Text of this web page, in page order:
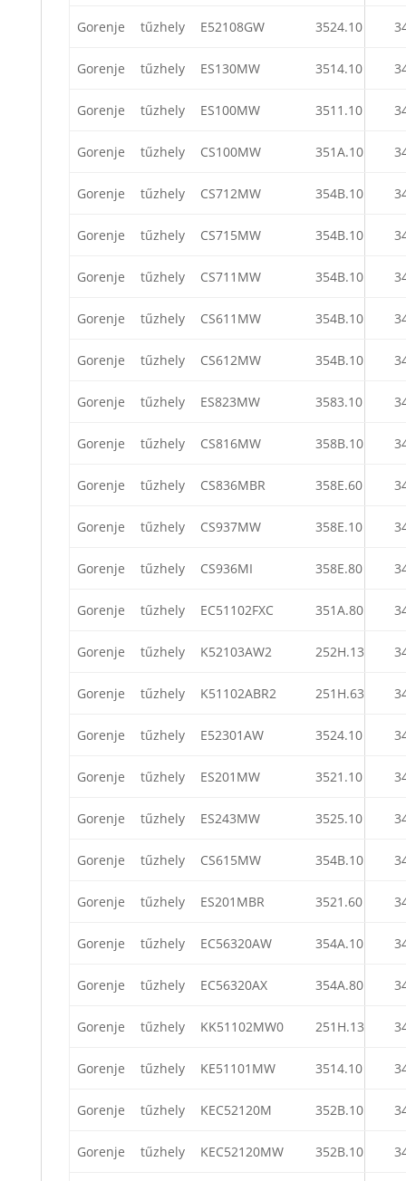
Gorenje tűzhely E52108GW 3524.10
Gorenje tűzhely ES130MW 3514.10
Gorenje tűzhely ES100MW 3511.10
Gorenje tűzhely CS100MW 351A.10
Gorenje tűzhely CS712MW 354B.10
Gorenje tűzhely CS715MW 354B.10
Gorenje tűzhely CS711MW 354B.10
Gorenje tűzhely CS611MW 354B.10
Gorenje tűzhely CS612MW 354B.10
Gorenje tűzhely ES823MW 3583.10
Gorenje tűzhely CS816MW 358B.10
Gorenje tűzhely CS836MBR 358E.60
Gorenje tűzhely CS937MW 358E.10
Gorenje tűzhely CS936MI 358E.80
Gorenje tűzhely EC51102FXC 351A.80
Gorenje tűzhely K52103AW2 252H.13
Gorenje tűzhely K51102ABR2 251H.63
Gorenje tűzhely E52301AW 3524.10
Gorenje tűzhely ES201MW 3521.10
Gorenje tűzhely ES243MW 3525.10
Gorenje tűzhely CS615MW 354B.10
Gorenje tűzhely ES201MBR 3521.60
Gorenje tűzhely EC56320AW 354A.10
Gorenje tűzhely EC56320AX 354A.80
Gorenje tűzhely KK51102MW0 251H.13
Gorenje tűzhely KE51101MW 3514.10
Gorenje tűzhely KEC52120M 352B.10
Gorenje tűzhely KEC52120MW 352B.10